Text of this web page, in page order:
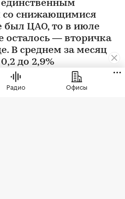
со снижающимися
был ЦАО, то в июле
осталось — вторичка
В среднем за месяц
до 2,9%
Радио Офисы